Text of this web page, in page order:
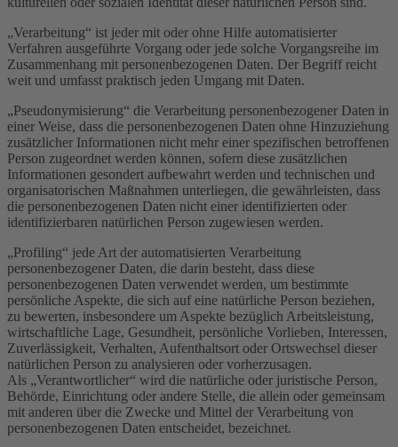
„Verarbeitung“ ist jeder mit oder ohne Hilfe automatisierter
Verfahren ausgeführte Vorgang oder jede solche Vorgangsreihe im
Zusammenhang mit personenbezogenen Daten. Der Begriff reicht
weit und umfasst praktisch jeden Umgang mit Daten.
„Pseudonymisierung“ die Verarbeitung personenbezogener Daten in
einer Weise, dass die personenbezogenen Daten ohne Hinzuziehung
zusätzlicher Informationen nicht mehr einer spezifischen betroffenen
Person zugeordnet werden können, sofern diese zusätzlichen
Informationen gesondert aufbewahrt werden und technischen und
organisatorischen Maßnahmen unterliegen, die gewährleisten, dass
die personenbezogenen Daten nicht einer identifizierten oder
identifizierbaren natürlichen Person zugewiesen werden.
„Profiling“ jede Art der automatisierten Verarbeitung
personenbezogener Daten, die darin besteht, dass diese
personenbezogenen Daten verwendet werden, um bestimmte
persönliche Aspekte, die sich auf eine natürliche Person beziehen,
zu bewerten, insbesondere um Aspekte bezüglich Arbeitsleistung,
wirtschaftliche Lage, Gesundheit, persönliche Vorlieben, Interessen,
Zuverlässigkeit, Verhalten, Aufenthaltsort oder Ortswechsel dieser
natürlichen Person zu analysieren oder vorherzusagen.
Als „Verantwortlicher“ wird die natürliche oder juristische Person,
Behörde, Einrichtung oder andere Stelle, die allein oder gemeinsam
mit anderen über die Zwecke und Mittel der Verarbeitung von
personenbezogenen Daten entscheidet, bezeichnet.